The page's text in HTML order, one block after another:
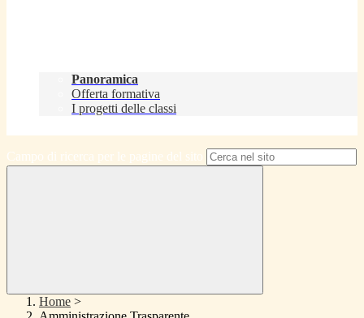
Panoramica
Offerta formativa
I progetti delle classi
Campo di ricerca per le pagine del sito
Home >